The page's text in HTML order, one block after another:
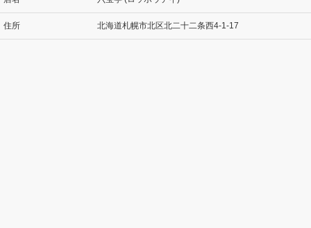
住所 北海道札幌市北区北二十二条西4-1-17